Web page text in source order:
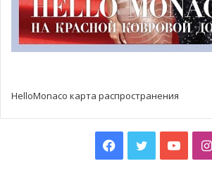
HelloMonaco карта распространения
Facebook
Twitter